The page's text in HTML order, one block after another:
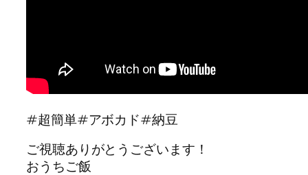
#超簡単#アボカド#納豆
ご視聴ありがとうございます！
おうちご飯